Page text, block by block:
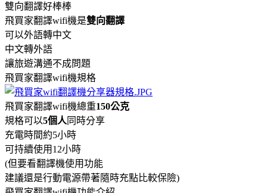
雙向翻譯好棒棒
飛買家翻譯wifi機是雙向翻譯
可以外語轉中文
中文轉外語
讓旅遊溝通不成問題
飛買家翻譯wifi機規格
飛買家翻譯wifi機總重150公克
規格可以5個人 同時分享
充電時間約5小時
可持續使用12小時
(但要看翻譯機使用功能
建議還是行動電源帶著隨時充點比較保險)